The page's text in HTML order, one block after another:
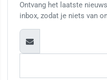
Ontvang het laatste
inbox, zodat je niets van